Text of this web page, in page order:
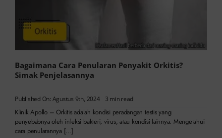
Bagaimana Cara Penularan Penyakit Orkitis?
Simak Penjelasannya
Published On: Agustus 9th, 2024 3 min read
Klinik Apollo – Orkitis adalah kondisi peradangan testis yang
penyebabnya oleh infeksi bakteri, virus, atau kondisi lainnya. Mengetahui
cara penularannya […]